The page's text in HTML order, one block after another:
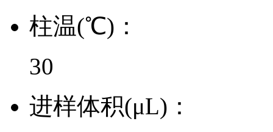
柱温(℃)：
30
进样体积(μL)：